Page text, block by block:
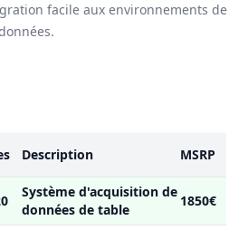
facile aux environnements de
Description MSRP
Système d'acquisition de
données de table
1850€